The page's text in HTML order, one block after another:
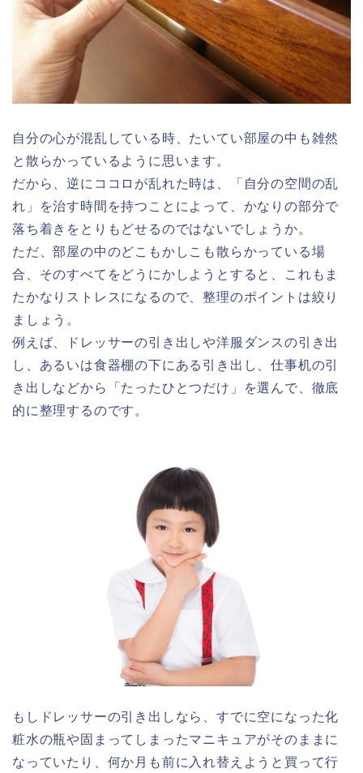
自分の心が混乱している時、たいてい部屋の中も雑然
と散らかっているように思います。
だから、逆にココロが乱れた時は、「自分の空間の乱
れ」を治す時間を持つことによって、かなりの部分で
落ち着きをとりもどせるのではないでしょうか。
ただ、部屋の中のどこもかしこも散らかっている場
合、そのすべてをどうにかしようとすると、これもま
たかなりストレスになるので、整理のポイントは絞り
ましょう。
例えば、ドレッサーの引き出しや洋服ダンスの引き出
し、あるいは食器棚の下にある引き出し、仕事机の引
き出しなどから「たったひとつだけ」を選んで、徹底
的に整理するのです。
もしドレッサーの引き出しなら、すでに空になった化
粧水の瓶や固まってしまったマニキュアがそのままに
なっていたり、何か月も前に入れ替えようと買って行